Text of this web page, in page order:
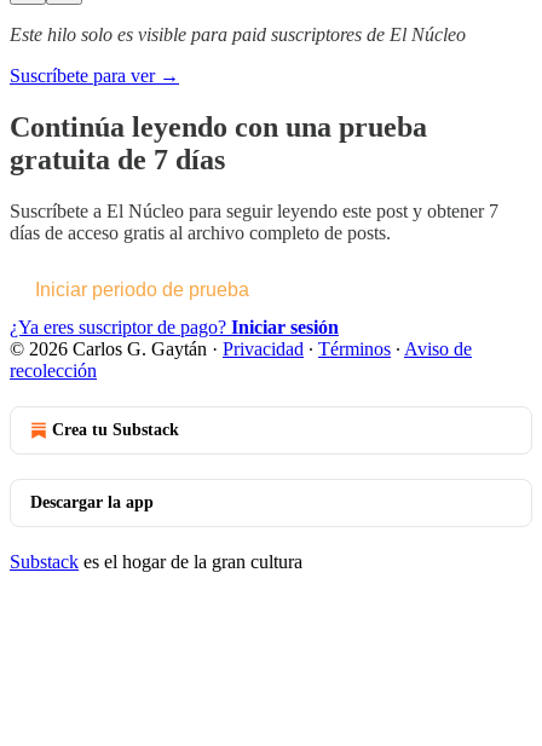
Este hilo solo es visible para paid suscriptores de El Núcleo
Suscríbete para ver →
Continúa leyendo con una prueba
gratuita de 7 días
Suscríbete a El Núcleo para seguir leyendo este post y obtener 7
días de acceso gratis al archivo completo de posts.
Iniciar periodo de prueba
¿Ya eres suscriptor de pago? Iniciar sesión
© 2026 Carlos G. Gaytán · Privacidad ∙ Términos ∙ Aviso de
recolección
Crea tu Substack
Descargar la app
Substack es el hogar de la gran cultura